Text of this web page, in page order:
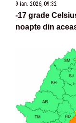
9 ian. 2026, 09:32
-17 grade
noapte din